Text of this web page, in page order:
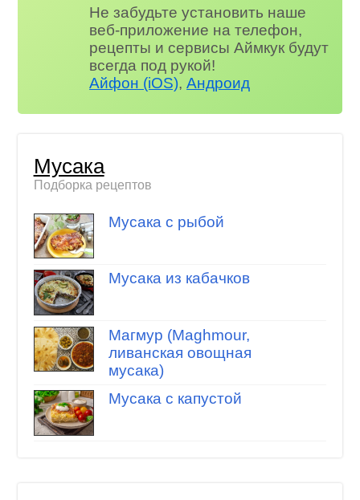
Не забудьте установить наше
веб-приложение на телефон,
рецепты и сервисы Аймкук будут
всегда под рукой!
Айфон (iOS),Андроид
Мусака
Подборка рецептов
Мусака с рыбой
Мусака из кабачков
Магмур (Maghmour,
ливанская овощная
мусака)
Мусака с капустой